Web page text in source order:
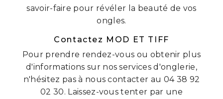
savoir-faire pour révéler la beauté de vos
ongles.
Contactez MOD ET TIFF
Pour prendre rendez-vous ou obtenir plus
d'informations sur nos services d'onglerie,
n'hésitez pas à nous contacter au 04 38 92
02 30. Laissez-vous tenter par une